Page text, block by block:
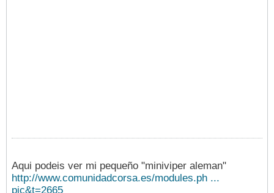
Aqui podeis ver mi pequeño "miniviper aleman"
http://www.comunidadcorsa.es/modules.ph ...
pic&t=2665